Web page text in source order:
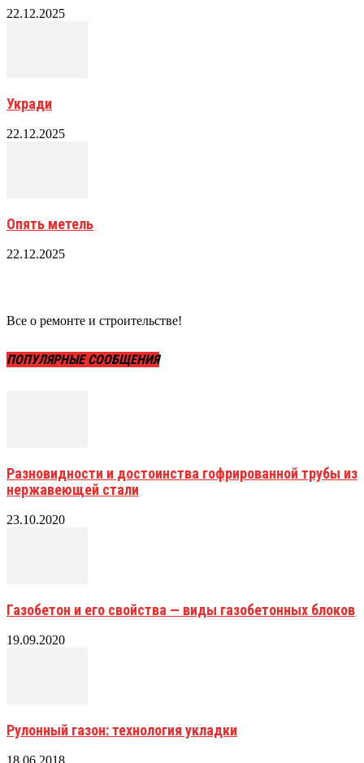
22.12.2025
Укради
22.12.2025
Опять метель
22.12.2025
Все о ремонте и строительстве!
ПОПУЛЯРНЫЕ СООБЩЕНИЯ
Разновидности и достоинства гофрированной трубы из
нержавеющей стали
23.10.2020
Газобетон и его свойства — виды газобетонных блоков
19.09.2020
Рулонный газон: технология укладки
18.06.2018